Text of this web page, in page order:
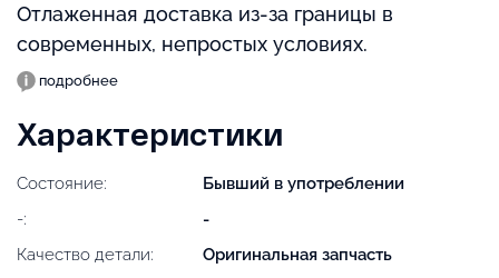
Отлаженная доставка из-за границы в
современных, непростых условиях.
подробнее
Характеристики
Состояние:
Бывший в употреблении
-:
-
Качество детали:
Оригинальная запчасть